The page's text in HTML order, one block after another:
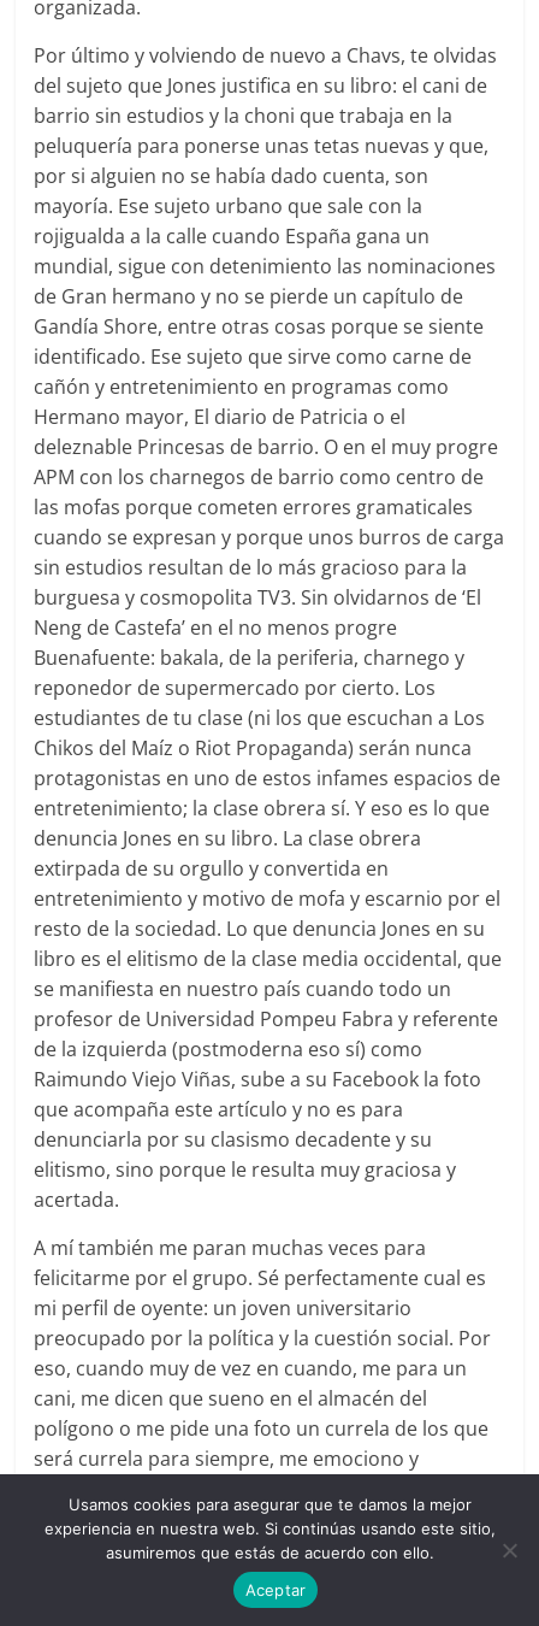
organizada.
Por último y volviendo de nuevo a Chavs, te olvidas
del sujeto que Jones justifica en su libro: el cani de
barrio sin estudios y la choni que trabaja en la
peluquería para ponerse unas tetas nuevas y que,
por si alguien no se había dado cuenta, son
mayoría. Ese sujeto urbano que sale con la
rojigualda a la calle cuando España gana un
mundial, sigue con detenimiento las nominaciones
de Gran hermano y no se pierde un capítulo de
Gandía Shore, entre otras cosas porque se siente
identificado. Ese sujeto que sirve como carne de
cañón y entretenimiento en programas como
Hermano mayor, El diario de Patricia o el
deleznable Princesas de barrio. O en el muy progre
APM con los charnegos de barrio como centro de
las mofas porque cometen errores gramaticales
cuando se expresan y porque unos burros de carga
sin estudios resultan de lo más gracioso para la
burguesa y cosmopolita TV3. Sin olvidarnos de ‘El
Neng de Castefa’ en el no menos progre
Buenafuente: bakala, de la periferia, charnego y
reponedor de supermercado por cierto. Los
estudiantes de tu clase (ni los que escuchan a Los
Chikos del Maíz o Riot Propaganda) serán nunca
protagonistas en uno de estos infames espacios de
entretenimiento; la clase obrera sí. Y eso es lo que
denuncia Jones en su libro. La clase obrera
extirpada de su orgullo y convertida en
entretenimiento y motivo de mofa y escarnio por el
resto de la sociedad. Lo que denuncia Jones en su
libro es el elitismo de la clase media occidental, que
se manifiesta en nuestro país cuando todo un
profesor de Universidad Pompeu Fabra y referente
de la izquierda (postmoderna eso sí) como
Raimundo Viejo Viñas, sube a su Facebook la foto
que acompaña este artículo y no es para
denunciarla por su clasismo decadente y su
elitismo, sino porque le resulta muy graciosa y
acertada.
A mí también me paran muchas veces para
felicitarme por el grupo. Sé perfectamente cual es
mi perfil de oyente: un joven universitario
preocupado por la política y la cuestión social. Por
eso, cuando muy de vez en cuando, me para un
cani, me dicen que sueno en el almacén del
polígono o me pide una foto un currela de los que
será currela para siempre, me emociono y
Los de arriba de la foto son la sal de la tierra, la
espalda del mundo. Y sin ellos estamos
condenados a no vencer. Sin ellos el miedo no
puede cambiar de bando. Quizás van en distintos
Usamos cookies para asegurar que te damos la mejor
experiencia en nuestra web. Si continúas usando este sitio,
asumiremos que estás de acuerdo con ello.
Aceptar